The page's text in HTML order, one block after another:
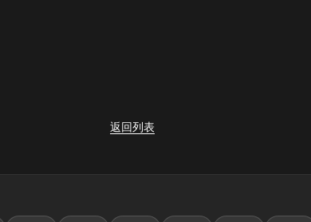
返回列表